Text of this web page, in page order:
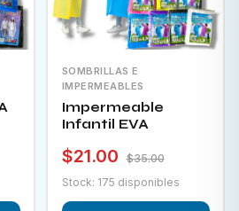
SOMBRILLAS E
IMPERMEABLES
Impermeable
Infantil EVA
$21.00
$35.00
Stock: 175 disponibles